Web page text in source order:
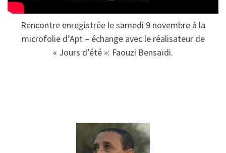
Rencontre enregistrée le samedi 9 novembre à la
microfolie d’Apt – échange avec le réalisateur de
« Jours d’été »: Faouzi Bensaïdi.